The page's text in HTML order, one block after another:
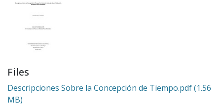
Files
Descripciones Sobre la Concepción de Tiempo.pdf(1.56
MB)